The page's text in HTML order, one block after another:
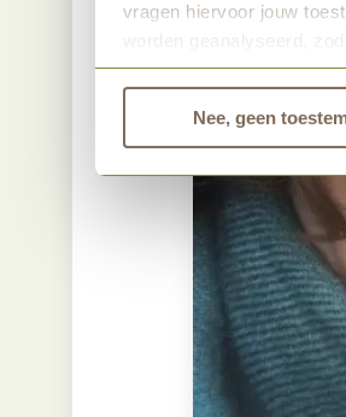
vragen hiervoor jouw
worden geanalyseerd,
Bekijk dan de andere
Nee, geen